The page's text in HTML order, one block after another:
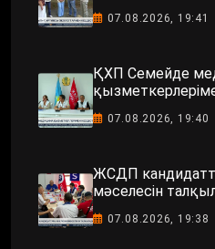
07.08.2026, 19:41
ҚХП Семейде
07.08.2026, 19:40
ЖСДП
мәселесін
07.08.2026, 19:38